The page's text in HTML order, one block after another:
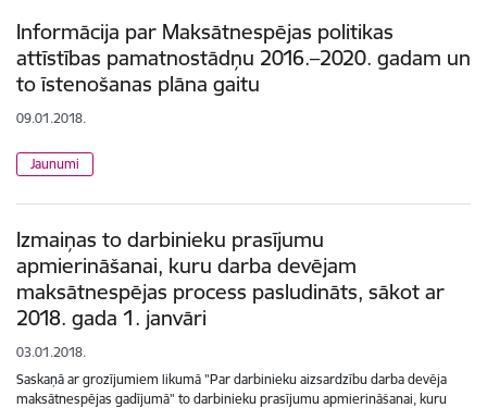
Informācija par Maksātnespējas politikas
attīstības pamatnostādņu 2016.–2020. gadam un
to īstenošanas plāna gaitu
09.01.2018.
Jaunumi
Izmaiņas to darbinieku prasījumu
apmierināšanai, kuru darba devējam
maksātnespējas process pasludināts, sākot ar
2018. gada 1. janvāri
03.01.2018.
Saskaņā ar grozījumiem likumā "Par darbinieku aizsardzību darba devēja
maksātnespējas gadījumā" to darbinieku prasījumu apmierināšanai, kuru